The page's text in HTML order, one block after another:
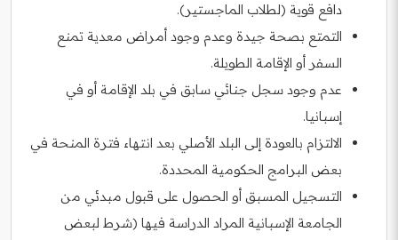
دافع قوية (لطلاب الماجستير).
التمتع بصحة جيدة وعدم وجود أمراض معدية تمنع
السفر أو الإقامة الطويلة.
عدم وجود سجل جنائي سابق في بلد الإقامة أو في
إسبانيا.
الالتزام بالعودة إلى البلد الأصلي بعد انتهاء فترة المنحة في
بعض البرامج الحكومية المحددة.
التسجيل المسبق أو الحصول على قبول مبدئي من
الجامعة الإسبانية المراد الدراسة فيها (شرط لبعض